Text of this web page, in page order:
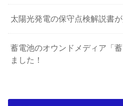
太陽光発電の保守点検解説書
蓄電池のオウンドメディア「
ました！